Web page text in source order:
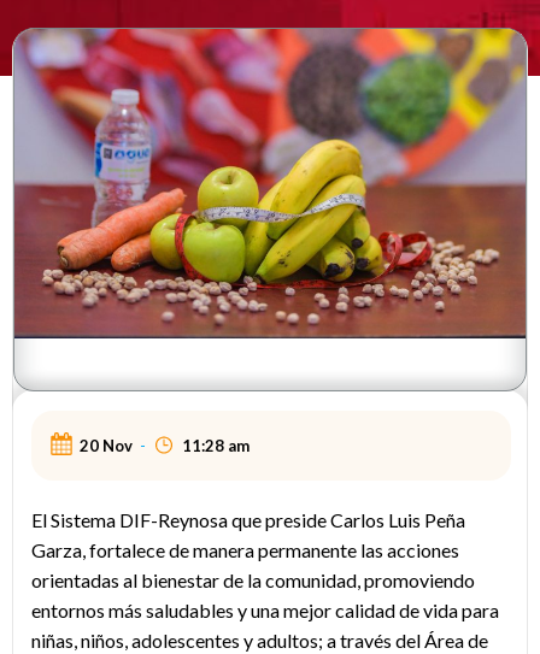
20 Nov - 11:28 am
El Sistema DIF-Reynosa que preside Carlos Luis Peña
Garza, fortalece de manera permanente las acciones
orientadas al bienestar de la comunidad, promoviendo
entornos más saludables y una mejor calidad de vida para
niñas, niños, adolescentes y adultos; a través del Área de